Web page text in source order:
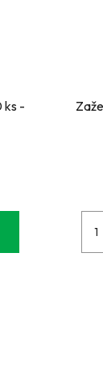
ks -